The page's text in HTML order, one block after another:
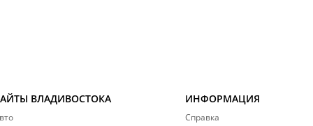
ВЛАДИВОСТОКА ИНФОРМАЦИЯ
Справка